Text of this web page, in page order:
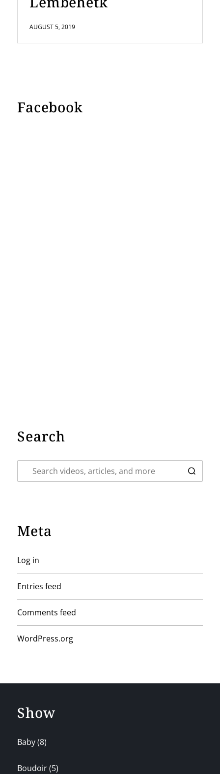
AUGUST 5, 2019
Facebook
Search
Meta
Log in
Entries feed
Comments feed
WordPress.org
Show
Baby(8)
Boudoir(5)